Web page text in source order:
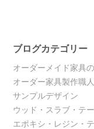
ブログカテゴリー
オーダーメイド家具
オーダー家具製作職
サンプルデザイン
ウッド・スラブ・テ
エポキシ・レジン・